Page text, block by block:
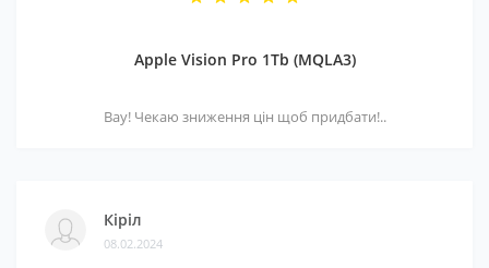
Apple Vision Pro 1Tb (MQLA3)
Вау! Чекаю зниження цін щоб придбати!..
Кіріл
08.02.2024